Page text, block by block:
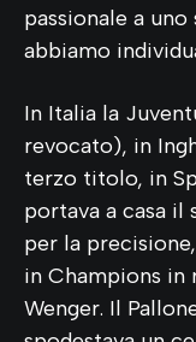
passionale a
abbiamo
In Italia la
revocato), in
terzo titolo, in
portava a casa il
per la
in Champions in
Wenger. Il